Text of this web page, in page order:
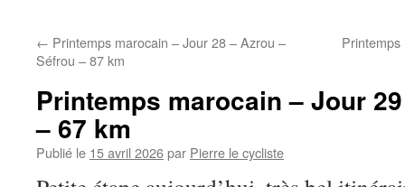
← Printemps marocain – Jour 28 – Azrou –
Séfrou – 87 km
Printemps
Printemps marocain – Jour
– 67 km
Publié le 15 avril 2026par Pierre le cycliste